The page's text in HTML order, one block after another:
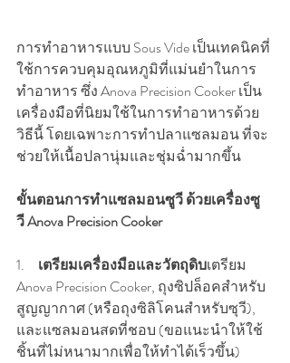
การทำอาหารแบบ Sous Vide เป็นเทคนิคที่
ใช้การควบคุมอุณหภูมิที่แม่นยำในการ
ทำอาหาร ซึ่ง Anova Precision Cooker เป็น
เครื่องมือที่นิยมใช้ในการทำอาหารด้วย
วิธีนี้ โดยเฉพาะการทำปลาแซลมอน ที่จะ
ช่วยให้เนื้อปลานุ่มและชุ่มฉ่ำมากขึ้น
ขั้นตอนการทำแซลมอนซูวี ด้วยเครื่องซู
วี Anova Precision Cooker
1. เตรียมเครื่องมือและวัตถุดิบเตรียม
Anova Precision Cooker, ถุงซิปล็อคสำหรับ
สูญญากาศ (หรือถุงซิลิโคนสำหรับซุวี),
และแซลมอนสดที่ชอบ (ขอแนะนำให้ใช้
ชิ้นที่ไม่หนามากเพื่อให้ทำได้เร็วขึ้น)